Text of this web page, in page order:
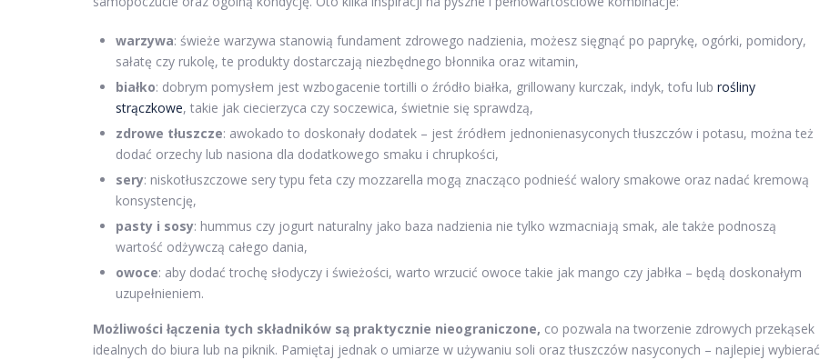
warzywa: świeże warzywa stanowią fundament zdrowego nadzienia, możesz sięgnąć po paprykę, ogórki, pomidory,
sałatę czy rukolę, te produkty dostarczają niezbędnego błonnika oraz witamin,
białko: dobrym pomysłem jest wzbogacenie tortilli o źródło białka, grillowany kurczak, indyk, tofu lub rośliny
strączkowe, takie jak ciecierzyca czy soczewica, świetnie się sprawdzą,
zdrowe tłuszcze: awokado to doskonały dodatek – jest źródłem jednonienasyconych tłuszczów i potasu, można też
dodać orzechy lub nasiona dla dodatkowego smaku i chrupkości,
sery: niskotłuszczowe sery typu feta czy mozzarella mogą znacząco podnieść walory smakowe oraz nadać kremową
konsystencję,
pasty i sosy: hummus czy jogurt naturalny jako baza nadzienia nie tylko wzmacniają smak, ale także podnoszą
wartość odżywczą całego dania,
owoce: aby dodać trochę słodyczy i świeżości, warto wrzucić owoce takie jak mango czy jabłka – będą doskonałym
uzupełnieniem.
Możliwości łączenia tych składników są praktycznie nieograniczone, co pozwala na tworzenie zdrowych przekąsek
idealnych do biura lub na piknik. Pamiętaj jednak o umiarze w używaniu soli oraz tłuszczów nasyconych – najlepiej wybierać